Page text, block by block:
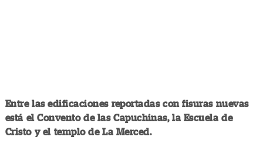
Entre las edificaciones reportadas con fisuras nuevas
está el Convento de las Capuchinas, la Escuela de
Cristo y el templo de La Merced.